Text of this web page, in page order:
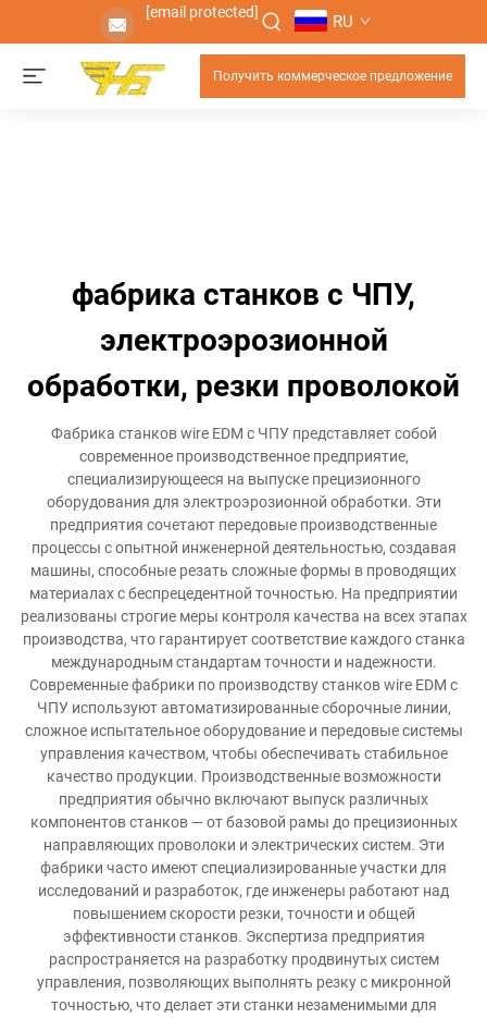
[email protected] RU
Получить коммерческое предложение
фабрика станков с ЧПУ,
электроэрозионной
обработки, резки проволокой
Фабрика станков wire EDM с ЧПУ представляет собой
современное производственное предприятие,
специализирующееся на выпуске прецизионного
оборудования для электроэрозионной обработки. Эти
предприятия сочетают передовые производственные
процессы с опытной инженерной деятельностью, создавая
машины, способные резать сложные формы в проводящих
материалах с беспрецедентной точностью. На предприятии
реализованы строгие меры контроля качества на всех этапах
производства, что гарантирует соответствие каждого станка
международным стандартам точности и надежности.
Современные фабрики по производству станков wire EDM с
ЧПУ используют автоматизированные сборочные линии,
сложное испытательное оборудование и передовые системы
управления качеством, чтобы обеспечивать стабильное
качество продукции. Производственные возможности
предприятия обычно включают выпуск различных
компонентов станков — от базовой рамы до прецизионных
направляющих проволоки и электрических систем. Эти
фабрики часто имеют специализированные участки для
исследований и разработок, где инженеры работают над
повышением скорости резки, точности и общей
эффективности станков. Экспертиза предприятия
распространяется на разработку продвинутых систем
управления, позволяющих выполнять резку с микронной
точностью, что делает эти станки незаменимыми для